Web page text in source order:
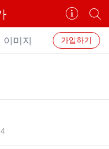
카
페
정
보
개
별
카
페
가입하기
이미지
회수